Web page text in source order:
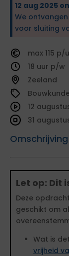
12 aug 2025
We
voor sluiting
115
18
Zeeland
Omschrijving
12
31
Let op: Dit
Deze
geschikt om
Wat is
vrijheid